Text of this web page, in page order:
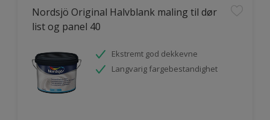
Nordsjö Original Halvblank maling til dør
list og panel 40
Ekstremt god dekkevne
Langvarig fargebestandighet